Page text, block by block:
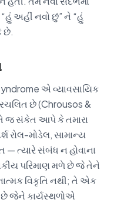
અહીં નવો છું” ને “હું
છે.
એ વ્યાવસાયિક
છે (Chrousos &
જ સંકેત આપે કે તમારા
રોલ-મોડેલ, સામાન્ય
— ત્યારે સંબંધ ન હોવાના
પરિમાણ મળે છે જે તેને
વિકૃતિ નથી; તે એક
છે જેને કાર્યસ્થળોએ